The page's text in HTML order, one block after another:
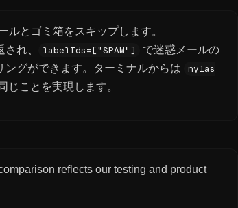
ルとゴミ箱をスキップします。
れ、 labelIds=["SPAM"]
で迷惑メールの
ングができます。ターミナルからは
nylas
じことを実現します。
reflects our testing and product